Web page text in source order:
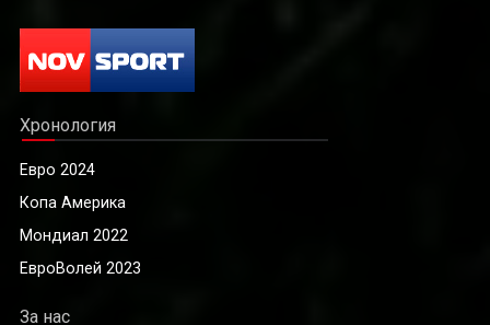
Хронология
Евро 2024
Копа Америка
Мондиал 2022
ЕвроВолей 2023
За нас